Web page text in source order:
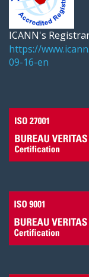
ICANN's
https://
09-16-en